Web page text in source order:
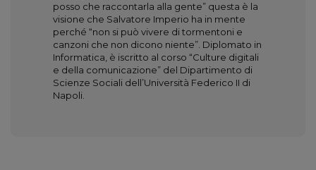
posso che raccontarla alla gente” questa è la
visione che Salvatore Imperio ha in mente
perché “non si può vivere di tormentoni e
canzoni che non dicono niente”. Diplomato in
Informatica, è iscritto al corso “Culture digitali
e della comunicazione” del Dipartimento di
Scienze Sociali dell’Università Federico II di
Napoli.